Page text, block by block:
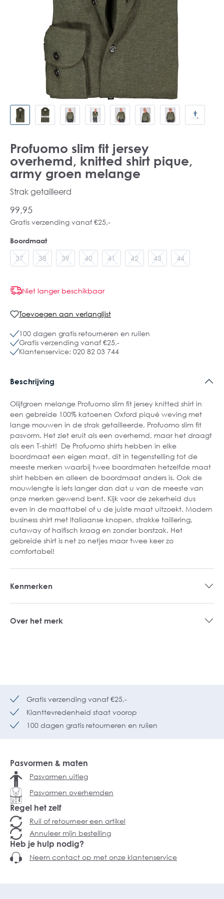
Profuomo slim fit jersey
overhemd, knitted shirt pique,
army groen melange
Strak getailleerd
99,95
Gratis verzending vanaf €25,-
Boordmaat
37 38 39 40 41 42 43 44
Niet langer beschikbaar
Toevoegen aan verlanglijst
100 dagen gratis retourneren en ruilen
Gratis verzending vanaf €25,-
Klantenservice: 020 82 03 744
Beschrijving
Olijfgroen melange Profuomo slim fit jersey knitted shirt in
een gebreide 100% katoenen Oxford piqué weving met
lange mouwen in de strak getailleerde, Profuomo slim fit
pasvorm. Het ziet eruit als een overhemd, maar het draagt
als een T-shirt! De Profuomo shirts hebben in elke
boordmaat een eigen maat, dit in tegenstelling tot de
meeste merken waarbij twee boordmaten hetzelfde maat
shirt hebben en alleen de boordmaat anders is. Ook de
mouwlengte is iets langer dan dat u van de meeste van
onze merken gewend bent. Kijk voor de zekerheid dus
even in de maattabel of u de juiste maat uitzoekt. Modern
business shirt met Italiaanse knopen, strakke taillering,
cutaway of haifisch kraag en zonder borstzak. Het
gebreide shirt is net zo netjes maar twee keer zo
comfortabel!
Kenmerken
Over het merk
Gratis verzending vanaf €25,-
Klanttevredenheid staat voorop
100 dagen gratis retourneren en ruilen
Pasvormen & maten
Pasvormen uitleg
Pasvormen overhemden
Regel het zelf
Ruil of retourneer een artikel
Annuleer mijn bestelling
Heb je hulp nodig?
Neem contact op met onze klantenservice